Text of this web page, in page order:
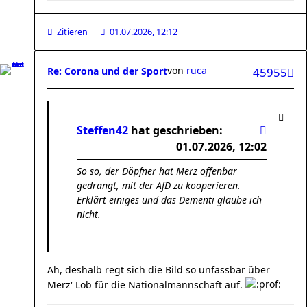
Zitieren 01.07.2026, 12:12
Re: Corona und der Sport 45955
von ruca
Steffen42 hat geschrieben:
01.07.2026, 12:02
So so, der Döpfner hat Merz offenbar
gedrängt, mit der AfD zu kooperieren.
Erklärt einiges und das Dementi glaube ich
nicht.
Ah, deshalb regt sich die Bild so unfassbar über
Merz' Lob für die Nationalmannschaft auf.